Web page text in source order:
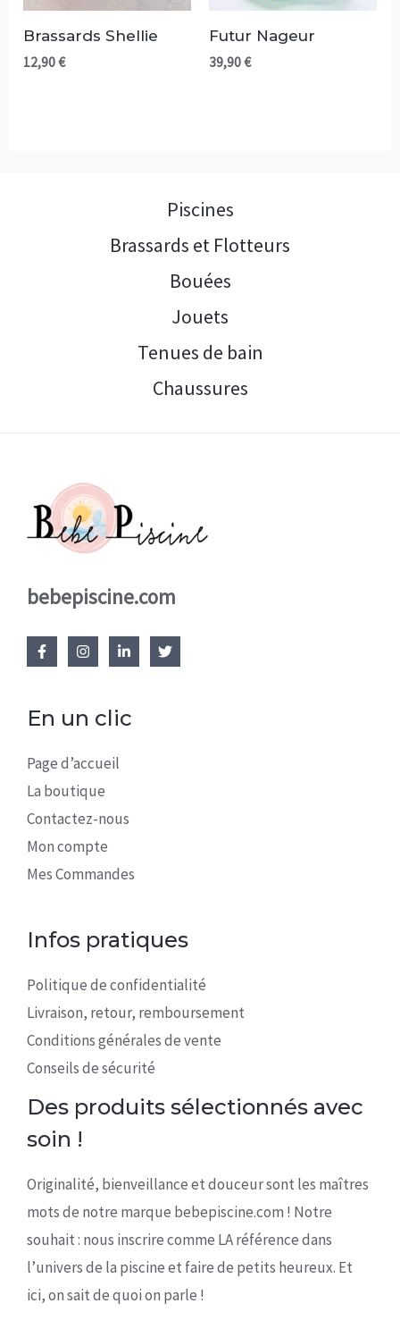
Brassards Shellie
12,90€
Futur Nageur
39,90€
Piscines
Brassards et Flotteurs
Bouées
Jouets
Tenues de bain
Chaussures
bebepiscine.com
En un clic
Page d’accueil
La boutique
Contactez-nous
Mon compte
Mes Commandes
Infos pratiques
Politique de confidentialité
Livraison, retour, remboursement
Conditions générales de vente
Conseils de sécurité
Des produits sélectionnés avec
soin !
Originalité, bienveillance et douceur sont les maîtres
mots de notre marque bebepiscine.com ! Notre
souhait : nous inscrire comme LA référence dans
l’univers de la piscine et faire de petits heureux. Et
ici, on sait de quoi on parle !